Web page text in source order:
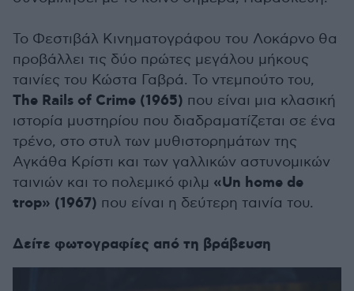
Το Φεστιβάλ Κινηματογράφου του Λοκάρνο θα
προβάλλει τις δύο πρώτες μεγάλου μήκους
ταινίες του Κώστα Γαβρά. Το ντεμπούτο του,
The Rails of Crime (1965) που είναι μια κλασική
ιστορία μυστηρίου που διαδραματίζεται σε ένα
τρένο, στο στυλ των μυθιστορημάτων της
Αγκάθα Κρίστι και των γαλλικών αστυνομικών
ταινιών και το πολεμικό φιλμ «Un home de
trop» (1967) που είναι η δεύτερη ταινία του.
Δείτε φωτογραφίες από τη βράβευση